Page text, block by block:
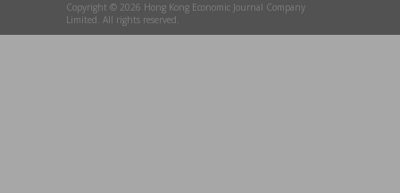
Copyright © 2026 Hong Kong Economic Journal Company
Limited. All rights reserved.